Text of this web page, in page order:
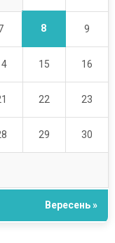
8 9
15 16
22 23
29 30
Вересень »